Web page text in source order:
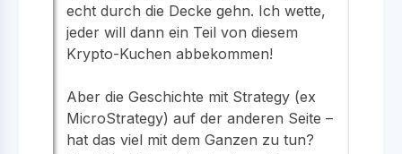
echt durch die Decke gehn. Ich wette,
jeder will dann ein Teil von diesem
Krypto-Kuchen abbekommen!
Aber die Geschichte mit Strategy (ex
MicroStrategy) auf der anderen Seite –
hat das viel mit dem Ganzen zu tun?